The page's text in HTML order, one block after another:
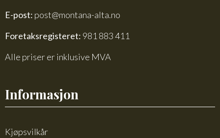
E-post: post@montana-alta.no
Foretaksregisteret: 981 883 411
Alle priser er inklusive MVA
Informasjon
Kjøpsvilkår